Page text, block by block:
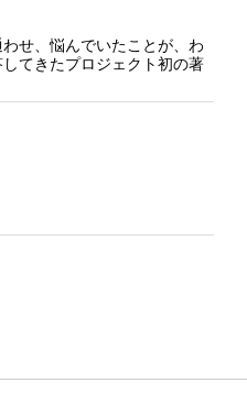
せ、悩んでいたことが、わ
てきたプロジェクト初の著